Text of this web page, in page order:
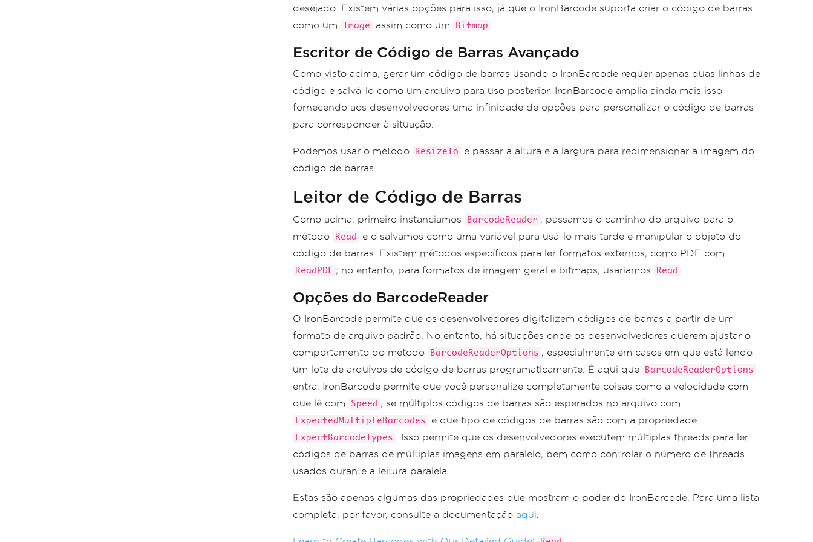
desejado. Existem várias opções para isso, já que o IronBarcode suporta criar o código de barras
como um
Image assim como um Bitmap
Escritor de Código de Barras Avançado
Como visto acima, gerar um código de barras usando o IronBarcode requer apenas duas linhas de
código e salvá-lo como um arquivo para uso posterior. IronBarcode amplia ainda mais isso
fornecendo aos desenvolvedores uma infinidade de opções para personalizar o código de barras
para corresponder à situação.
Podemos usar o método ResizeTo
e passar a altura e a largura para redimensionar a imagem do
código de barras.
Leitor de Código de Barras
Como acima, primeiro instanciamos BarcodeReader , passamos o caminho do arquivo para o
método
Read
e o salvamos como uma variável para usá-lo mais tarde e manipular o objeto do
código de barras. Existem métodos específicos para ler formatos externos, como PDF com
ReadPDF ; no entanto, para formatos de imagem geral e bitmaps, usaríamos Read
Opções do BarcodeReader
O IronBarcode permite que os desenvolvedores digitalizem códigos de barras a partir de um
formato de arquivo padrão. No entanto, há situações onde os desenvolvedores querem ajustar o
comportamento do método
BarcodeReaderOptions , especialmente em casos em que está lendo
um lote de arquivos de código de barras programaticamente. É aqui que
BarcodeReaderOptions
entra. IronBarcode permite que você personalize completamente coisas como a velocidade com
que lê com
Speed , se múltiplos códigos de barras são esperados no arquivo com
ExpectedMultipleBarcodes e que tipo de códigos de barras são com a propriedade
ExpectBarcodeTypes
. Isso permite que os desenvolvedores executem múltiplas threads para ler
códigos de barras de múltiplas imagens em paralelo, bem como controlar o número de threads
usados durante a leitura paralela.
Estas são apenas algumas das propriedades que mostram o poder do IronBarcode. Para uma lista
completa, por favor, consulte a documentação aqui